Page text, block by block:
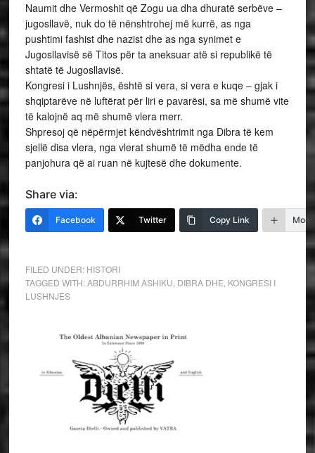
Naumit dhe Vermoshit që Zogu ua dha dhuratë serbëve –
jugosllavë, nuk do të nënshtrohej më kurrë, as nga
pushtimi fashist dhe nazist dhe as nga synimet e
Jugosllavisë së Titos për ta aneksuar atë si republikë të
shtatë të Jugosllavisë.
Kongresi i Lushnjës, është si vera, si vera e kuqe – gjak i
shqiptarëve në luftërat për liri e pavarësi, sa më shumë vite
të kalojnë aq më shumë vlera merr.
Shpresoj që nëpërmjet këndvështrimit nga Dibra të kem
sjellë disa vlera, nga vlerat shumë të mëdha ende të
panjohura që ai ruan në kujtesë dhe dokumente.
Share via:
Facebook Twitter Copy Link More
FILED UNDER: HISTORI
TAGGED WITH:ABDURRHIM ASHIKU DIBRA DHE KONGRESI I
LUSHNJES